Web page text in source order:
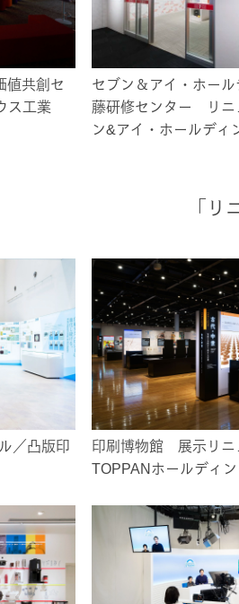
値共創セ
ス工業
セブン＆アイ・ホー
藤研修センター リニ
ン&アイ・ホールディ
「リ
／凸版印
印刷博物館 展示リニ
TOPPANホールディン